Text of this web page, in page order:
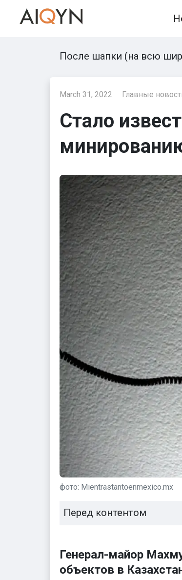
После шапки (на всю
March 31, 2022 Главные
Стало
фото: Mientrastantoenmexico.mx
Перед контентом
Генерал-майор
объектов в